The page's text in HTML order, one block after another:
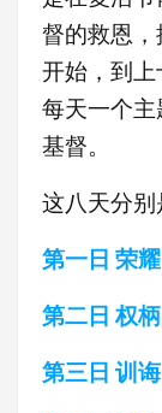
督的救恩
开始，到上
每天一个
基督。
这八天分别
第一日 荣耀
第二日 权柄
第三日 训诲